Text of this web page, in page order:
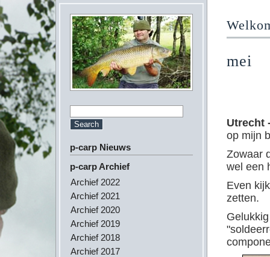
p-carp Nieuws
p-carp Archief
Archief 2022
Archief 2021
Archief 2020
Archief 2019
Archief 2018
Archief 2017
mei
Utrecht
op mijn
Zowaar
wel een
Even
zetten.